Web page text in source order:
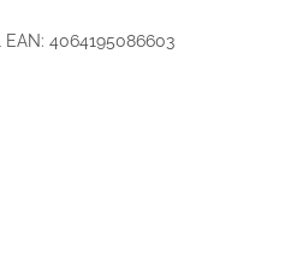
EAN: 4064195086603